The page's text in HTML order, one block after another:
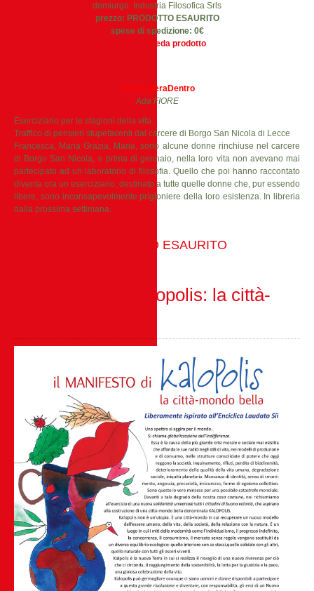
demiurgo: Industria Filosofica Srls
prezzo: PRODOTTO ESAURITO
spese di spedizione: 0€
Leggi la scheda prodotto
Sono LiberaDentro
Ada FIORE
Eserciziario per le stagioni della vita.
Traffico di pensieri stupefacenti dal carcere di Borgo San Nicola di Lecce
Francesca, Maria Grazia, Maria, sono alcune donne rinchiuse nel carcere
di Borgo San Nicola, e prima di gennaio, nella loro vita non avevano mai
partecipato ad un laboratorio di filosofia. Quello che poi hanno raccontato
diventa ora un eserciziario, destinato a tutte quelle donne che, pur essendo
libere, sono inconsapevolmente prigioniere della loro esistenza. In libreria
dalla prossima settimana.
PRODOTTO ESAURITO
Il Manifesto di Kalopolis: la città-